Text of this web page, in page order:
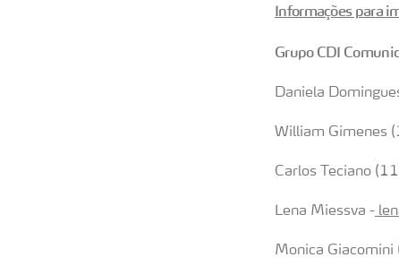
Informações para
Grupo CDI
Daniela
William
Carlos Teciano
Lena Miessva -
Monica